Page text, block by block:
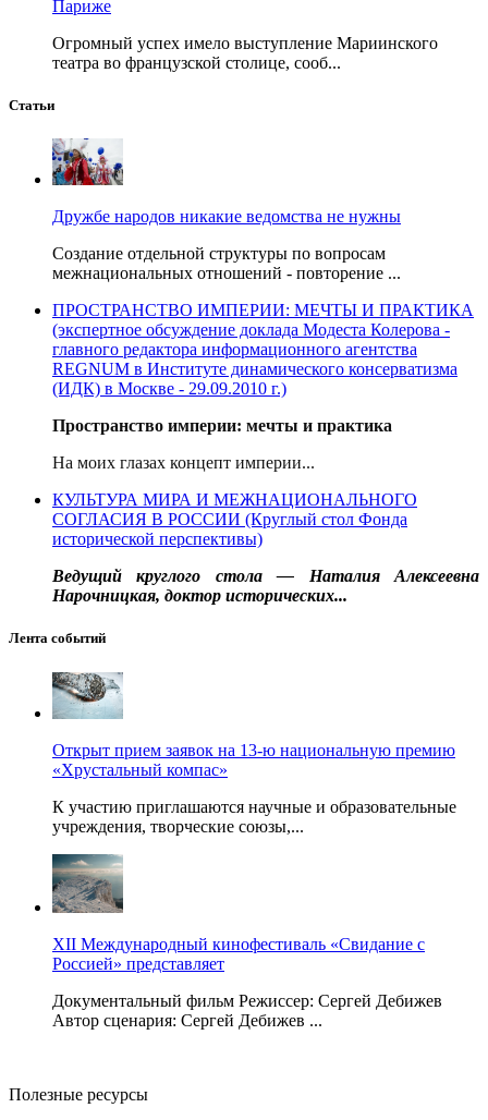
Париже
Огромный успех имело выступление Мариинского
театра во французской столице, сооб...
Статьи
Дружбе народов никакие ведомства не нужны
Создание отдельной структуры по вопросам
межнациональных отношений - повторение ...
ПРОСТРАНСТВО ИМПЕРИИ: МЕЧТЫ И ПРАКТИКА
(экспертное обсуждение доклада Модеста Колерова -
главного редактора информационного агентства
REGNUM в Институте динамического консерватизма
(ИДК) в Москве - 29.09.2010 г.)
Пространство империи: мечты и практика
На моих глазах концепт империи...
КУЛЬТУРА МИРА И МЕЖНАЦИОНАЛЬНОГО
СОГЛАСИЯ В РОССИИ (Круглый стол Фонда
исторической перспективы)
Ведущий круглого стола — Наталия Алексеевна
Нарочницкая, доктор исторических...
Лента событий
Открыт прием заявок на 13-ю национальную премию
«Хрустальный компас»
К участию приглашаются научные и образовательные
учреждения, творческие союзы,...
XII Международный кинофестиваль «Свидание с
Россией» представляет
Документальный фильм Режиссер: Сергей Дебижев
Автор сценария: Сергей Дебижев ...
Полезные ресурсы